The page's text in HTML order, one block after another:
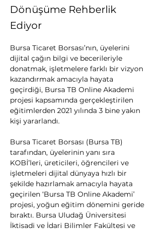
Dönüşüme Rehberlik
Ediyor
Bursa Ticaret Borsası’nın, üyelerini
dijital çağın bilgi ve becerileriyle
donatmak, işletmelere farklı bir vizyon
kazandırmak amacıyla hayata
geçirdiği, Bursa TB Online Akademi
projesi kapsamında gerçekleştirilen
eğitimlerden 2021 yılında 3 bine yakın
kişi yararlandı.
Bursa Ticaret Borsası (Bursa TB)
tarafından, üyelerinin yanı sıra
KOBİ’leri, üreticileri, öğrencileri ve
işletmeleri dijital dünyaya hızlı bir
şekilde hazırlamak amacıyla hayata
geçirilen ‘Bursa TB Online Akademi’
projesi, yoğun eğitim dönemini geride
bıraktı. Bursa Uludağ Üniversitesi
İktisadi ve İdari Bilimler Fakültesi ve